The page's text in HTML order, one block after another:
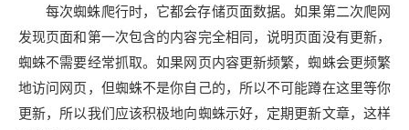
每次蜘蛛爬行时，它都会存储页面数据。如果第二次爬网
发现页面和第一次包含的内容完全相同，说明页面没有更新，
蜘蛛不需要经常抓取。如果网页内容更新频繁，蜘蛛会更频繁
地访问网页，但蜘蛛不是你自己的，所以不可能蹲在这里等你
更新，所以我们应该积极地向蜘蛛示好，定期更新文章，这样